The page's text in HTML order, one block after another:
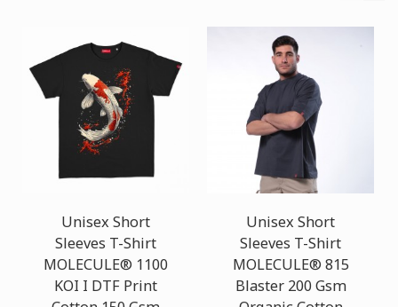
Unisex Short
Sleeves T-Shirt
MOLECULE® 1100
KOI I DTF Print
Unisex Short
Sleeves T-Shirt
MOLECULE® 815
Blaster 200 Gsm